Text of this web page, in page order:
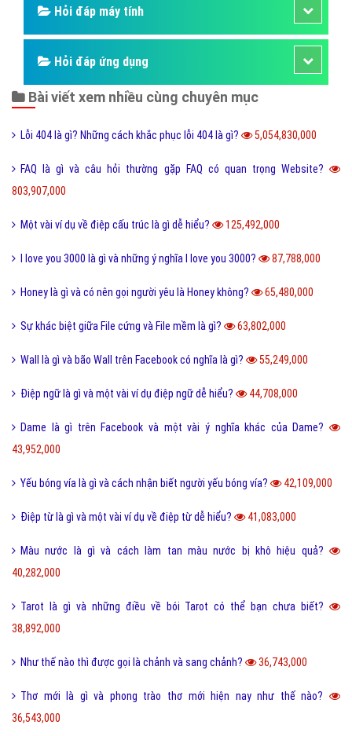
Hỏi đáp máy tính
Hỏi đáp ứng dụng
Bài viết xem nhiều cùng chuyên mục
Lỗi 404 là gì? Những cách khắc phục lỗi 404 là gì? 5,054,830,000
FAQ là gì và câu hỏi thường gặp FAQ có quan trọng Website?
803,907,000
Một vài ví dụ về điệp cấu trúc là gì dễ hiểu? 125,492,000
I love you 3000 là gì và những ý nghĩa I love you 3000? 87,788,000
Honey là gì và có nên gọi người yêu là Honey không? 65,480,000
Sự khác biệt giữa File cứng và File mềm là gì? 63,802,000
Wall là gì và bão Wall trên Facebook có nghĩa là gì? 55,249,000
Điệp ngữ là gì và một vài ví dụ điệp ngữ dễ hiểu? 44,708,000
Dame là gì trên Facebook và một vài ý nghĩa khác của Dame?
43,952,000
Yếu bóng vía là gì và cách nhận biết người yếu bóng vía? 42,109,000
Điệp từ là gì và một vài ví dụ về điệp từ dễ hiểu? 41,083,000
Màu nước là gì và cách làm tan màu nước bị khô hiệu quả?
40,282,000
Tarot là gì và những điều về bói Tarot có thể bạn chưa biết?
38,892,000
Như thế nào thì được gọi là chảnh và sang chảnh? 36,743,000
Thơ mới là gì và phong trào thơ mới hiện nay như thế nào?
36,543,000